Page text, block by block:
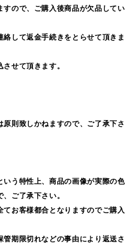
ので、ご購入後商品が欠品してい
して返金手続きをとらせて頂きま
せて頂きます。
則致しかねますので、ご了承下さ
う特性上、商品の画像が実際の色
ご了承下さい。
お客様都合となりますのでご購入
期限切れなどの事由により返送さ